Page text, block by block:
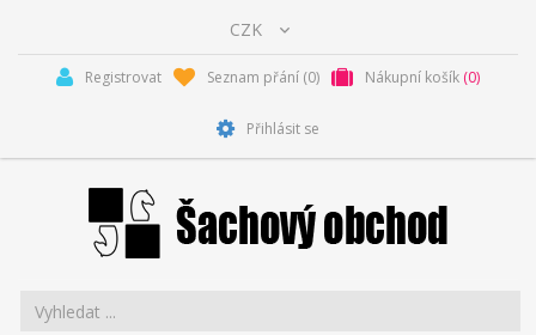
Registrovat Seznam přání (0) Nákupní košík (0)
Přihlásit se